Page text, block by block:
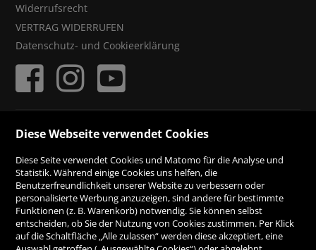
Widerrufsrecht
VERTRAG WIDERRUFEN
Datenschutz- und Cookieerklärung
ZAHLUNGSMÖGLICHKEITEN
Rechnung
Vorauskasse
Diese Webseite verwendet Cookies
Diese Seite verwendet Cookies und Matomo für die Analyse und
Statistik. Während einige Cookies uns helfen, die
Benutzerfreundlichkeit unserer Website zu verbessern oder
personalisierte Werbung anzuzeigen, sind andere für bestimmte
Funktionen (z. B. Warenkorb) notwendig. Sie können selbst
entscheiden, ob Sie der Nutzung von Cookies zustimmen. Per Klick
auf die Schaltfläche „Alle zulassen“ werden diese akzeptiert, eine